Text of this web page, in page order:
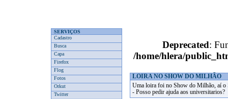
SERVIÇOS
Cadastro
Busca
Capa
Firefox
Flog
Fotos
Orkut
Twitter
Deprecated:
/home/hlera/
LOIRA NO SHOW DO MILHÃO
Uma loira foi no Show do Milhão, aí o
- Posso pedir ajuda aos universitarios?